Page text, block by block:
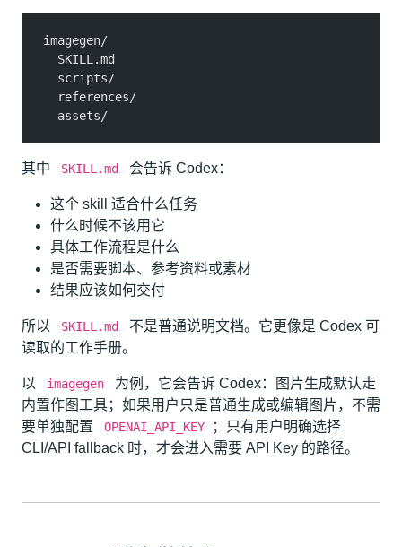
imagegen/
  SKILL.md
  scripts/
  references/
  assets/
其中 SKILL.md 会告诉 Codex：
这个 skill 适合什么任务
什么时候不该用它
具体工作流程是什么
是否需要脚本、参考资料或素材
结果应该如何交付
所以 SKILL.md
不是普通说明文档。它更像是 Codex 可
读取的工作手册。
以 imagegen
为例，它会告诉 Codex：图片生成默认走
内置作图工具；如果用户只是普通生成或编辑图片，不需
要单独配置
OPENAI_API_KEY
；只有用户明确选择
CLI/API fallback 时，才会进入需要 API Key 的路径。